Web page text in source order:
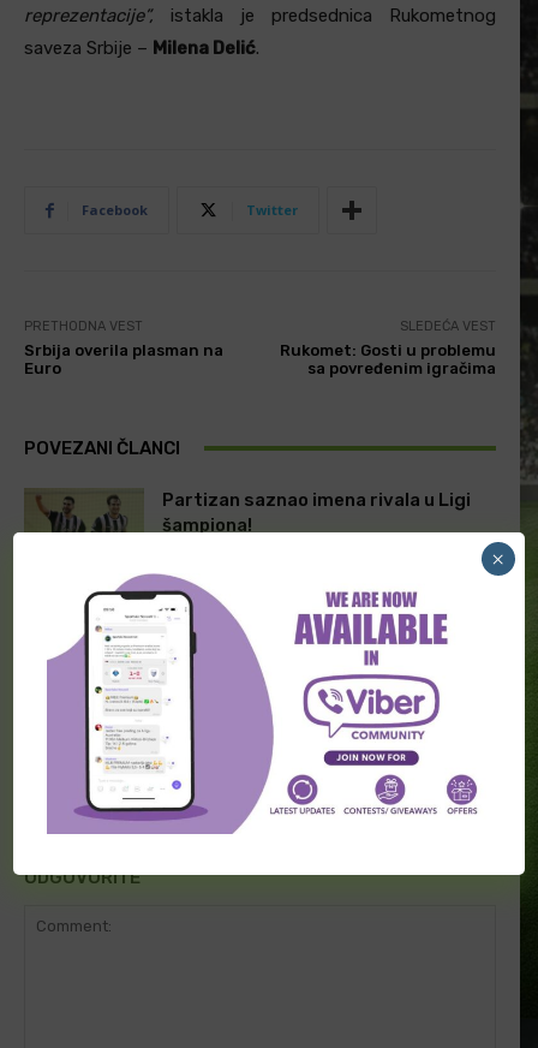
reprezentacije”, istakla je predsednica Rukometnog
saveza Srbije – Milena Delić.
Facebook Twitter
PRETHODNA VEST
Srbija overila plasman na
Euro
SLEDEĆA VEST
Rukomet: Gosti u problemu
sa povređenim igračima
POVEZANI ČLANCI
Partizan saznao imena rivala u Ligi
šampiona!
RK Partizan u Ligi Šampiona!
Nekada na klupi “crno-belih”, a sada je
preuzeo večitog rivala
ODGOVORITE
×